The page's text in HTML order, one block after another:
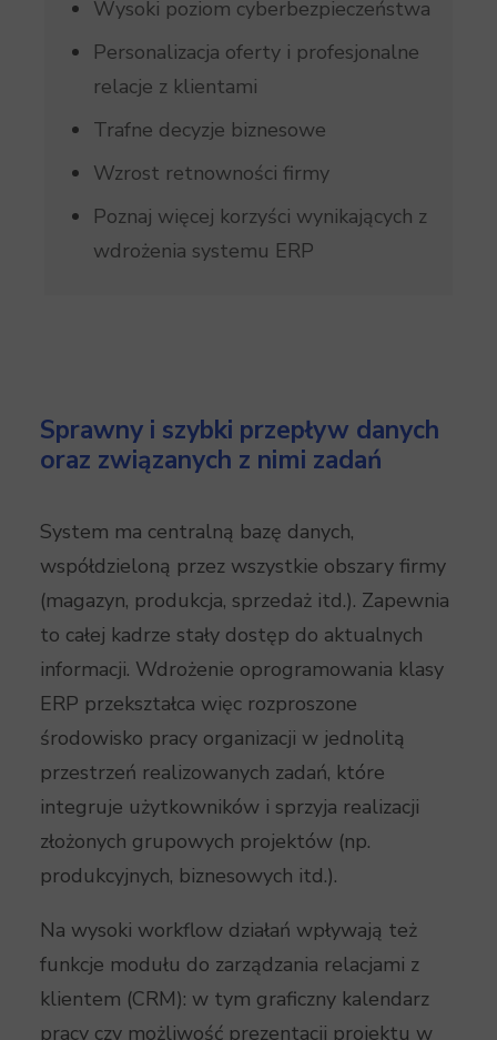
Wysoki poziom cyberbezpieczeństwa
Personalizacja oferty i profesjonalne
relacje z klientami
Trafne decyzje biznesowe
Wzrost retnowności firmy
Poznaj więcej korzyści wynikających z
wdrożenia systemu ERP
Sprawny i szybki przepływ danych
oraz związanych z nimi zadań
System ma centralną bazę danych,
współdzieloną przez wszystkie obszary firmy
(magazyn, produkcja, sprzedaż itd.). Zapewnia
to całej kadrze stały dostęp do aktualnych
informacji. Wdrożenie oprogramowania klasy
ERP przekształca więc rozproszone
środowisko pracy organizacji w jednolitą
przestrzeń realizowanych zadań, które
integruje użytkowników i sprzyja realizacji
złożonych grupowych projektów (np.
produkcyjnych, biznesowych itd.).
Na wysoki workflow działań wpływają też
funkcje modułu do zarządzania relacjami z
klientem (CRM): w tym graficzny kalendarz
pracy czy możliwość prezentacji projektu w